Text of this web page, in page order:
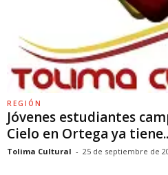
REGIÓN
Jóvenes estudiantes
Cielo en Ortega ya
Tolima Cultural - 25 de septiembre de